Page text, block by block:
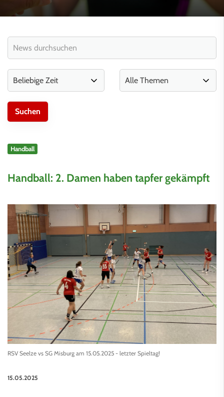
Handball
Handball: 2. Damen haben tapfer gekämpft
RSV Seelze vs SG Misburg am 15.05.2025 - letzter Spieltag!
15.05.2025